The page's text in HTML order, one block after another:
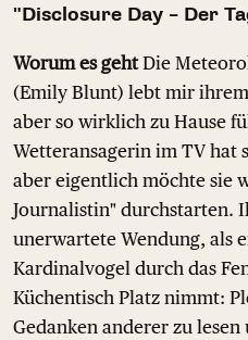
"Disclosure Day – Der
Worum es gehtDie
(Emily Blunt) lebt mir
aber so wirklich zu Hause
Wetteransagerin im TV hat
aber eigentlich möchte sie
Journalistin" durchstarten.
unerwartete Wendung, als
Kardinalvogel durch das
Küchentisch Platz nimmt:
Gedanken anderer zu lesen